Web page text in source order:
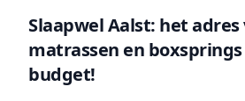
Slaapwel Aalst: het adres
matrassen en
budget!